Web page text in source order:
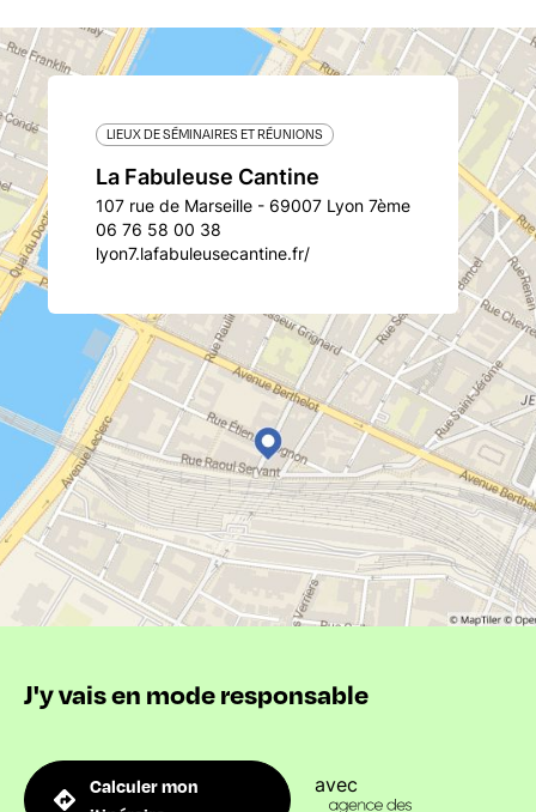
LIEUX DE SÉMINAIRES ET RÉUNIONS
La Fabuleuse Cantine
107 rue de Marseille - 69007 Lyon 7ème
06 76 58 00 38
lyon7.lafabuleusecantine.fr/
J'y vais en mode responsable
Calculer mon
avec